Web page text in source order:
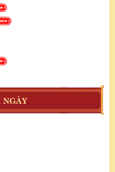
NGÀY